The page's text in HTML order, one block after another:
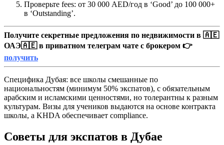
Проверьте fees: от 30 000 AED/год в ‘Good’ до 100 000+
в ‘Outstanding’.
Получите секретные предложения по недвижимости в 🇦🇪
ОАЭ🇦🇪 в приватном телеграм чате с брокером 👉
получить
Специфика Дубая: все школы смешанные по
национальностям (минимум 50% экспатов), с обязательным
арабским и исламскими ценностями, но толерантны к разным
культурам. Визы для учеников выдаются на основе контракта
школы, а KHDA обеспечивает compliance.
Советы для экспатов в Дубае